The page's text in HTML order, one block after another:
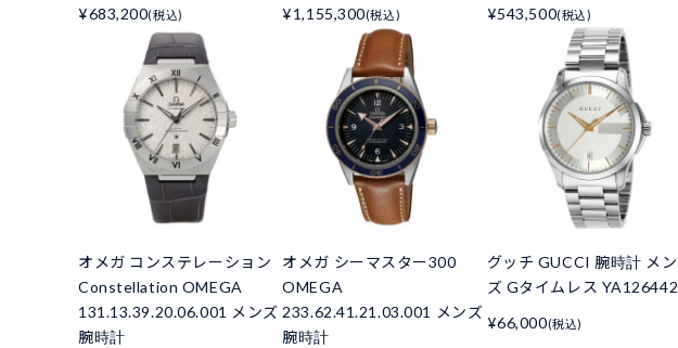
¥683,200(税込)
¥1,155,300(税込)
¥543,500(税込)
オメガ コンステレーション
Constellation OMEGA
131.13.39.20.06.001 メンズ
腕時計
オメガ シーマスター300
OMEGA
233.62.41.21.03.001 メンズ
腕時計
グッチ GUCCI 腕時計 メン
ズ Gタイムレス YA126442
¥66,000(税込)